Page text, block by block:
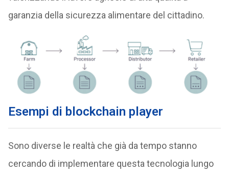
garanzia della sicurezza alimentare del cittadino.
Esempi di blockchain player
Sono diverse le realtà che già da tempo stanno
cercando di implementare questa tecnologia lungo